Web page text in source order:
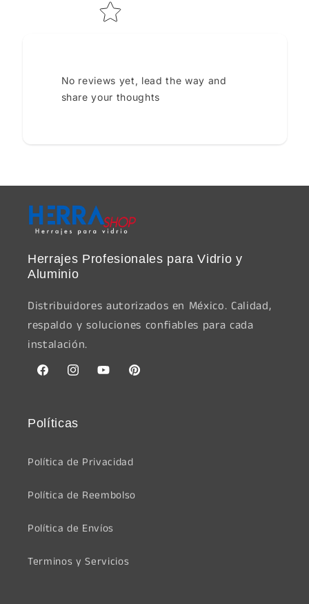
No reviews yet, lead the way and
share your thoughts
Herrajes Profesionales para Vidrio y
Aluminio
Distribuidores autorizados en México. Calidad,
respaldo y soluciones confiables para cada
instalación.
FacebookInstagramYouTubePinterest
Políticas
Política de Privacidad
Política de Reembolso
Política de Envíos
Terminos y Servicios